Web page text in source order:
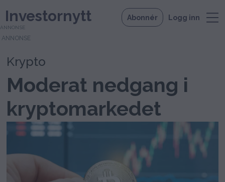
Investornytt Abonnér Logg inn
ANNONSE
Krypto
Moderat nedgang i
kryptomarkedet